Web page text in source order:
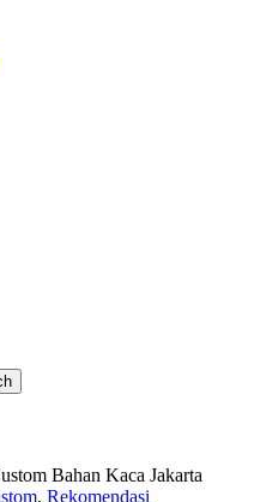
Bahan Kaca Jakarta
, Rekomendasi